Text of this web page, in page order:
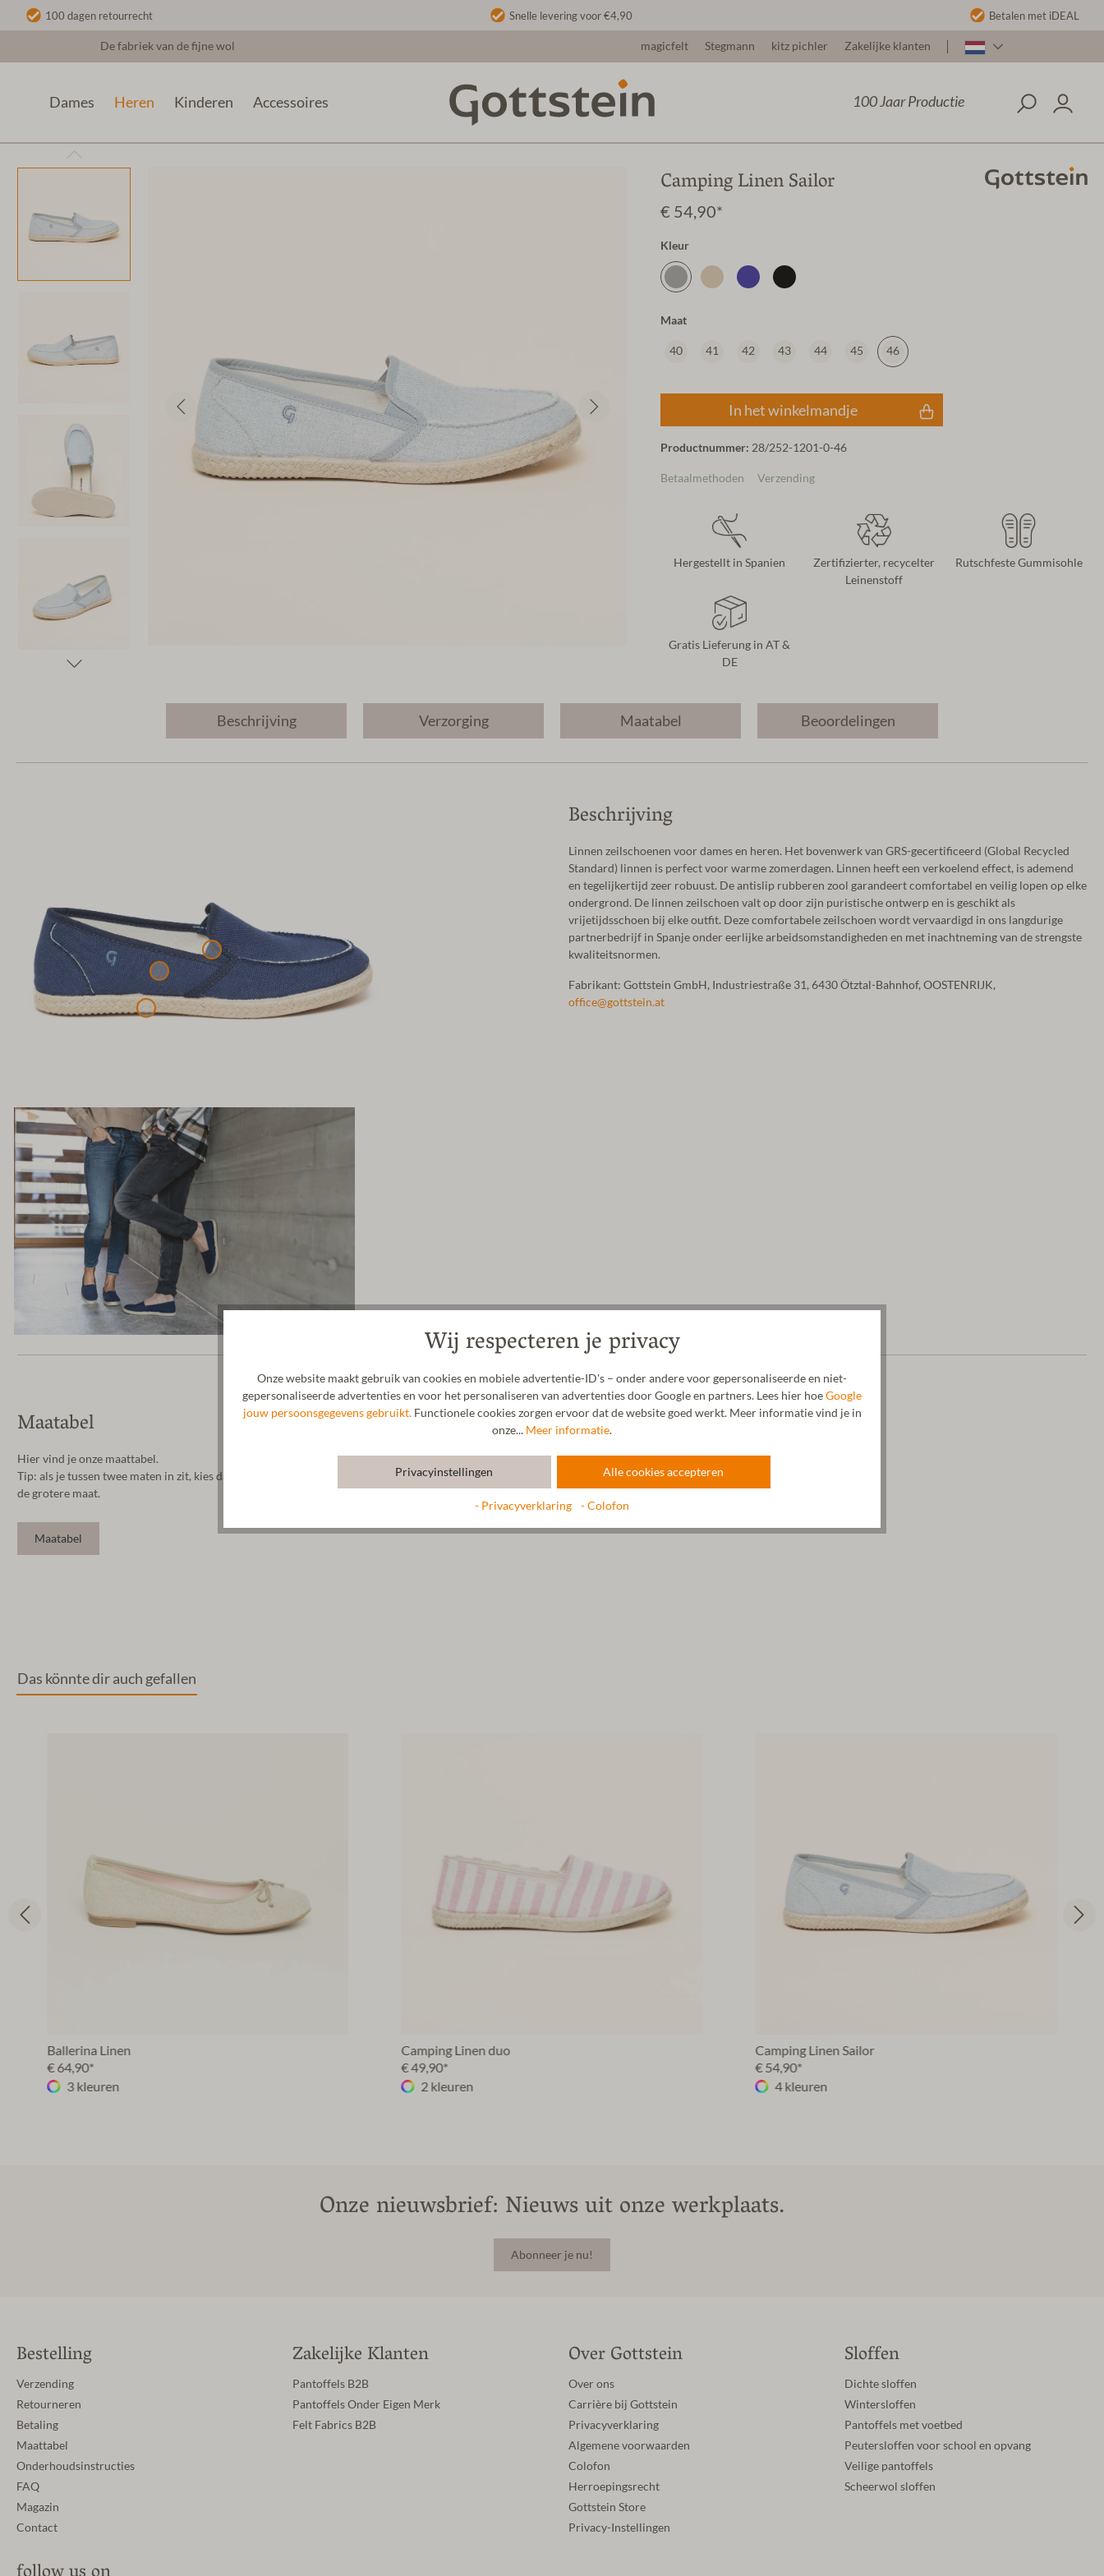
100 dagen retourrecht Snelle levering voor €4,90 Betalen met iDEAL
De fabriek van de fijne wol magicfelt Stegmann kitz pichler Zakelijke klanten
100 Jaar Productie
Dames Heren Kinderen Accessoires
Camping Linen Sailor
€ 54,90*
Kleur
Maat
40 41 42 43 44 45 46
In het winkelmandje
Productnummer: 28/252-1201-0-46
Betaalmethoden Verzending
Hergestellt in Spanien
Zertifizierter, recycelter
Leinenstoff
Rutschfeste Gummisohle
Gratis Lieferung in AT &
DE
Beschrijving Verzorging Maatabel Beoordelingen
Beschrijving
Linnen zeilschoenen voor dames en heren. Het bovenwerk van GRS-gecertificeerd (Global Recycled
Standard) linnen is perfect voor warme zomerdagen. Linnen heeft een verkoelend effect, is ademend
en tegelijkertijd zeer robuust. De antislip rubberen zool garandeert comfortabel en veilig lopen op elke
ondergrond. De linnen zeilschoen valt op door zijn puristische ontwerp en is geschikt als
vrijetijdsschoen bij elke outfit. Deze comfortabele zeilschoen wordt vervaardigd in ons langdurige
partnerbedrijf in Spanje onder eerlijke arbeidsomstandigheden en met inachtneming van de strengste
kwaliteitsnormen.
Fabrikant: Gottstein GmbH, Industriestraße 31, 6430 Ötztal-Bahnhof, OOSTENRIJK,
office@gottstein.at
Maatabel
Hier vind je onze maattabel.
Tip: als je tussen twee maten in zit, kies dan
de grotere maat.
Maatabel
Das könnte dir auch gefallen
Ballerina Linen
€ 64,90*
3 kleuren
Camping Linen duo
€ 49,90*
2 kleuren
Camping Linen Sailor
€ 54,90*
4 kleuren
Onze nieuwsbrief: Nieuws uit onze werkplaats.
Abonneer je nu!
Bestelling
Verzending
Retourneren
Betaling
Maattabel
Onderhoudsinstructies
FAQ
Magazin
Contact
Zakelijke Klanten
Pantoffels B2B
Pantoffels Onder Eigen Merk
Felt Fabrics B2B
Over Gottstein
Over ons
Carrière bij Gottstein
Privacyverklaring
Algemene voorwaarden
Colofon
Herroepingsrecht
Gottstein Store
Privacy-Instellingen
Sloffen
Dichte sloffen
Wintersloffen
Pantoffels met voetbed
Peutersloffen voor school en opvang
Veilige pantoffels
Scheerwol sloffen
Wij respecteren je privacy
Onze website maakt gebruik van cookies en mobiele advertentie-ID's – onder andere voor gepersonaliseerde en niet-
gepersonaliseerde advertenties en voor het personaliseren van advertenties door Google en partners. Lees hier hoeGoogle
jouw persoonsgegevens gebruikt. Functionele cookies zorgen ervoor dat de website goed werkt. Meer informatie vind je in
onze... Meer informatie.
Privacyinstellingen Alle cookies accepteren
- Privacyverklaring - Colofon